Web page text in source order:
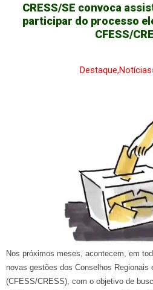
CRESS/SE convoca
participar do processo
CFESS/
Destaque,Notícias
Nos próximos meses, acontecem, em
novas gestões dos Conselhos Regionais
(CFESS/CRESS), com o objetivo de